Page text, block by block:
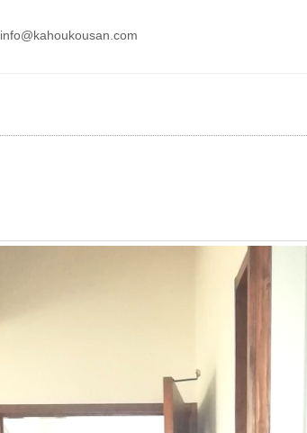
info@kahoukousan.com